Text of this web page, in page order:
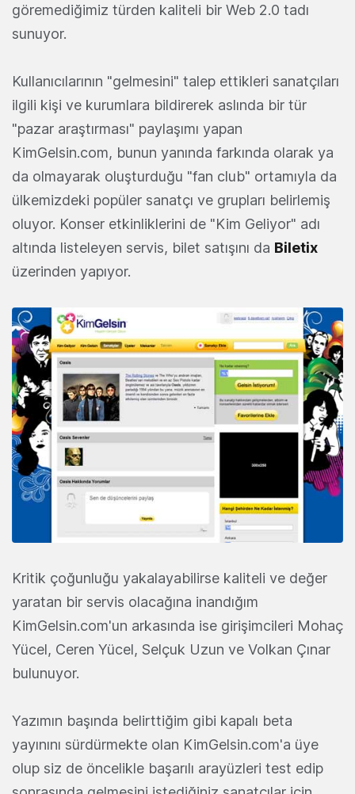
göremediğimiz türden kaliteli bir Web 2.0 tadı
sunuyor.
Kullanıcılarının "gelmesini" talep ettikleri sanatçıları
ilgili kişi ve kurumlara bildirerek aslında bir tür
"pazar araştırması" paylaşımı yapan
KimGelsin.com, bunun yanında farkında olarak ya
da olmayarak oluşturduğu "fan club" ortamıyla da
ülkemizdeki popüler sanatçı ve grupları belirlemiş
oluyor. Konser etkinliklerini de "Kim Geliyor" adı
altında listeleyen servis, bilet satışını da Biletix
üzerinden yapıyor.
Kritik çoğunluğu yakalayabilirse kaliteli ve değer
yaratan bir servis olacağına inandığım
KimGelsin.com'un arkasında ise girişimcileri Mohaç
Yücel, Ceren Yücel, Selçuk Uzun ve Volkan Çınar
bulunuyor.
Yazımın başında belirttiğim gibi kapalı beta
yayınını sürdürmekte olan KimGelsin.com'a üye
olup siz de öncelikle başarılı arayüzleri test edip